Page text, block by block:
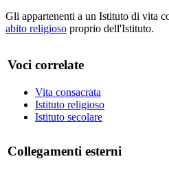
Gli appartenenti a un Istituto di vita
abito religioso proprio dell'Istituto.
Voci correlate
Vita consacrata
Istituto religioso
Istituto secolare
Collegamenti esterni